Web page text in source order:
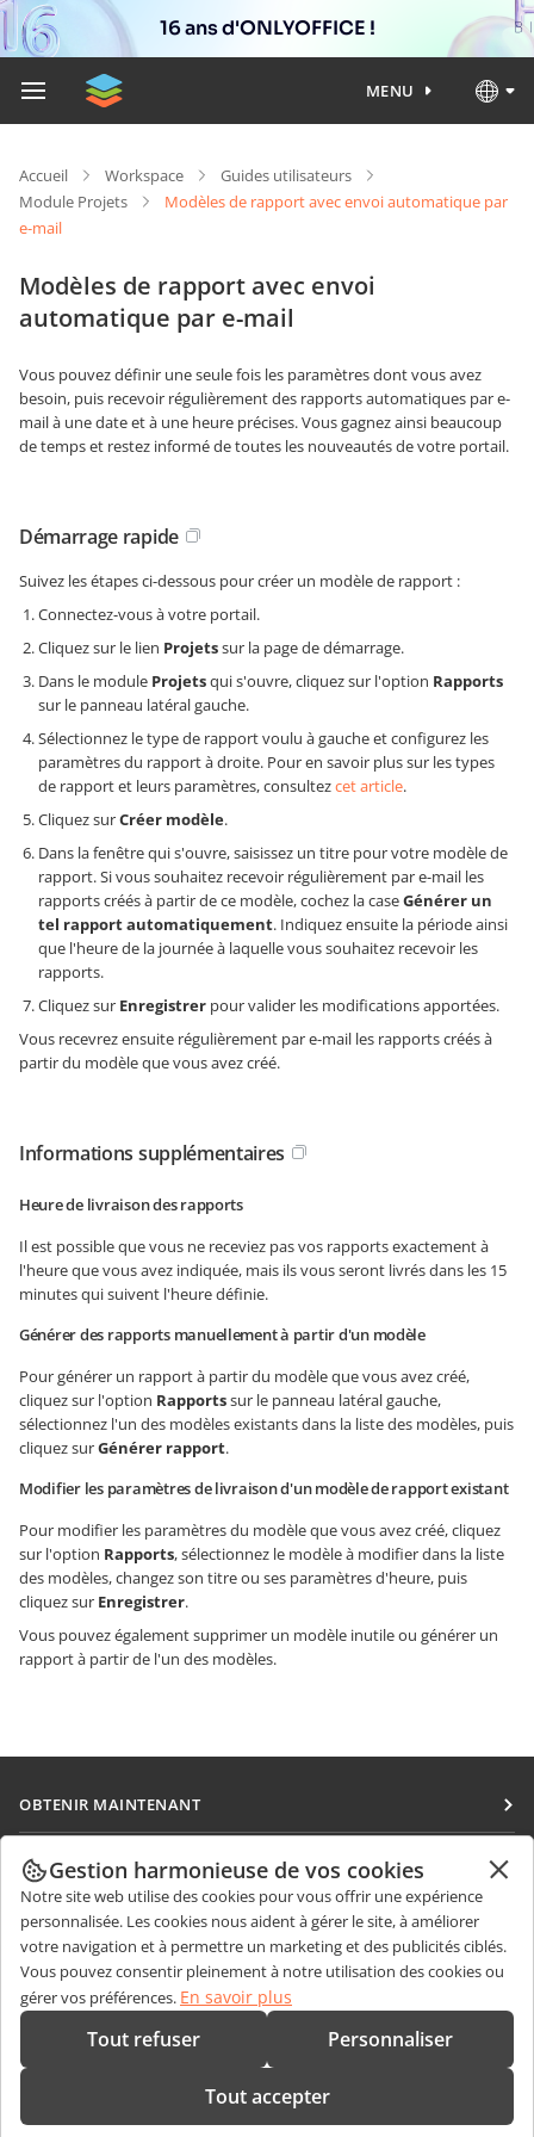
16 ans d'ONLYOFFICE !
MENU
Accueil Workspace
Guides utilisateurs
Module Projets
Modèles de rapport avec envoi automatique par
e-mail
Modèles de rapport avec envoi
automatique par e-mail
Vous pouvez définir une seule fois les paramètres dont vous avez
besoin, puis recevoir régulièrement des rapports automatiques par e-
mail à une date et à une heure précises. Vous gagnez ainsi beaucoup
de temps et restez informé de toutes les nouveautés de votre portail.
Démarrage rapide
Suivez les étapes ci-dessous pour créer un modèle de rapport :
Connectez-vous à votre portail.
Cliquez sur le lien Projetssur la page de démarrage.
Dans le module Projetsqui s'ouvre, cliquez sur l'option Rapports
sur le panneau latéral gauche.
Sélectionnez le type de rapport voulu à gauche et configurez les
paramètres du rapport à droite. Pour en savoir plus sur les types
de rapport et leurs paramètres, consultezcet article.
Cliquez surCréer modèle.
Dans la fenêtre qui s'ouvre, saisissez un titre pour votre modèle de
rapport. Si vous souhaitez recevoir régulièrement par e-mail les
rapports créés à partir de ce modèle, cochez la caseGénérer un
tel rapport automatiquement. Indiquez ensuite la période ainsi
que l'heure de la journée à laquelle vous souhaitez recevoir les
rapports.
Cliquez sur Enregistrer pour valider les modifications apportées.
Vous recevrez ensuite régulièrement par e-mail les rapports créés à
partir du modèle que vous avez créé.
Informations supplémentaires
Heure de livraison des rapports
Il est possible que vous ne receviez pas vos rapports exactement à
l'heure que vous avez indiquée, mais ils vous seront livrés dans les 15
minutes qui suivent l'heure définie.
Générer des rapports manuellement à partir d'un modèle
Pour générer un rapport à partir du modèle que vous avez créé,
cliquez sur l'option Rapportssur le panneau latéral gauche,
sélectionnez l'un des modèles existants dans la liste des modèles, puis
cliquez surGénérer rapport.
Modifier les paramètres de livraison d'un modèle de rapport existant
Pour modifier les paramètres du modèle que vous avez créé, cliquez
sur l'option Rapports, sélectionnez le modèle à modifier dans la liste
des modèles, changez son titre ou ses paramètres d'heure, puis
cliquez sur Enregistrer.
Vous pouvez également supprimer un modèle inutile ou générer un
rapport à partir de l'un des modèles.
OBTENIR MAINTENANT
Docs
DocSpace
Workspace
Connecteurs
Applications de bureau
Applications mobiles
COLLABORATION
Pour les contributeurs
Pour les traducteurs
Pour les influenceurs
Offres d'emploi
OBTENIR DES NOUVELLES
Blog
OBTENIR DE L'AIDE
Forum
CONTACTEZ-NOUS
Questions de ventes
sales@onlyoffice.com
partners@onlyoffice.com
Gestion harmonieuse de vos cookies
Notre site web utilise des cookies pour vous offrir une expérience
personnalisée. Les cookies nous aident à gérer le site, à améliorer
votre navigation et à permettre un marketing et des publicités ciblés.
Vous pouvez consentir pleinement à notre utilisation des cookies ou
gérer vos préférences. En savoir plus
Tout refuser Personnaliser
Tout accepter